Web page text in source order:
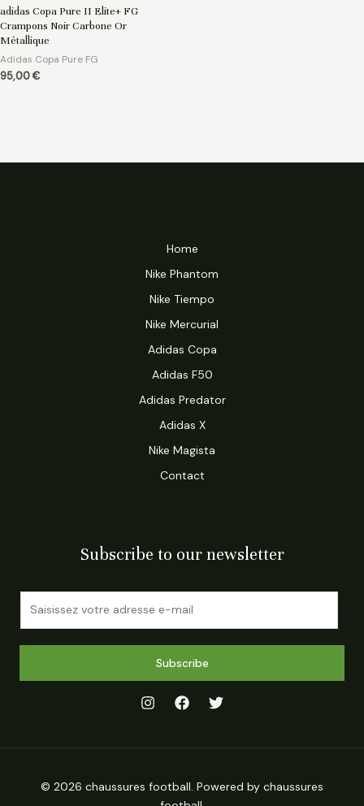
Note
sur
5
adidas Copa Pure II Elite+ FG
Crampons Noir Carbone Or
Métallique
Adidas Copa Pure FG
95,00€
Home
Nike Phantom
Nike Tiempo
Nike Mercurial
Adidas Copa
Adidas F50
Adidas Predator
Adidas X
Nike Magista
Contact
Subscribe to our newsletter
Subscribe
© 2026 chaussures football. Powered by chaussures